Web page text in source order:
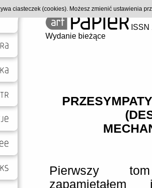
Wydanie bieżące
Pierwszy tom
ciasteczek (cookies). Możesz zmienić ustawienia